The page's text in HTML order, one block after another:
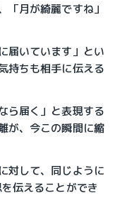
「月が綺麗ですね」
届いています」とい
持ちも相手に伝える
ら届く」と表現する
が、今この瞬間に縮
対して、同じように
伝えることができ